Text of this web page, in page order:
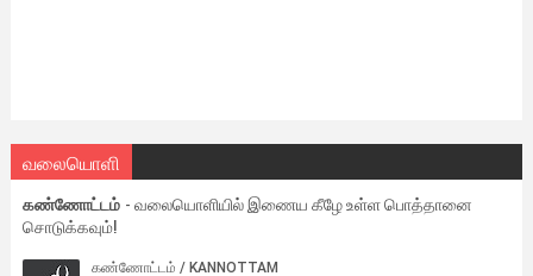
வலையொளி
கண்ணோட்டம் - வலையொளியில் இணைய கீழே உள்ள பொத்தானை
சொடுக்கவும்!